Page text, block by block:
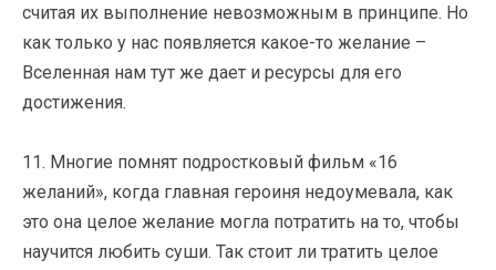
считая их выполнение невозможным в принципе. Но
как только у нас появляется какое-то желание –
Вселенная нам тут же дает и ресурсы для его
достижения.
11. Многие помнят подростковый фильм «16
желаний», когда главная героиня недоумевала, как
это она целое желание могла потратить на то, чтобы
научится любить суши. Так стоит ли тратить целое